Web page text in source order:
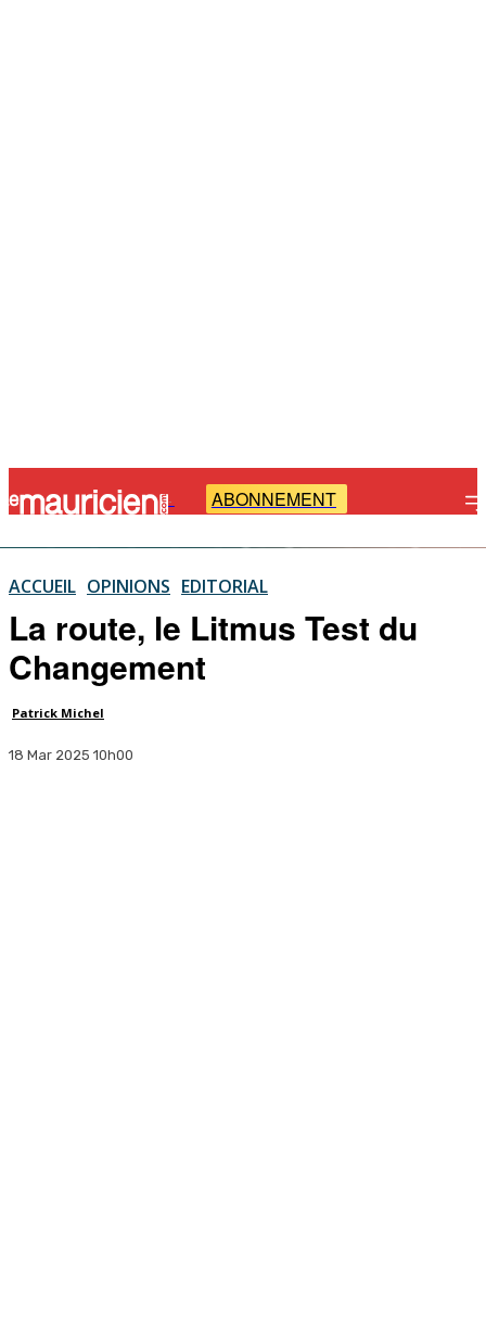
- ABONNEMENT
ACCUEIL OPINIONS EDITORIAL
La route, le Litmus Test du
Changement
Patrick Michel
18 Mar 2025 10h00